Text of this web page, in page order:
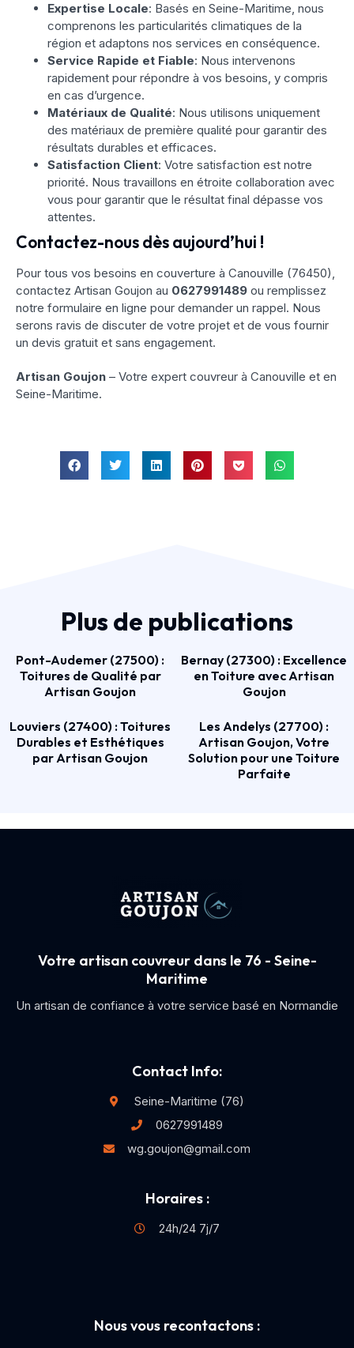
Expertise Locale: Basés en Seine-Maritime, nous
comprenons les particularités climatiques de la
région et adaptons nos services en conséquence.
Service Rapide et Fiable: Nous intervenons
rapidement pour répondre à vos besoins, y compris
en cas d’urgence.
Matériaux de Qualité: Nous utilisons uniquement
des matériaux de première qualité pour garantir des
résultats durables et efficaces.
Satisfaction Client: Votre satisfaction est notre
priorité. Nous travaillons en étroite collaboration avec
vous pour garantir que le résultat final dépasse vos
attentes.
Contactez-nous dès aujourd’hui !
Pour tous vos besoins en couverture à Canouville (76450),
contactez Artisan Goujon au 0627991489 ou remplissez
notre formulaire en ligne pour demander un rappel. Nous
serons ravis de discuter de votre projet et de vous fournir
un devis gratuit et sans engagement.
Artisan Goujon – Votre expert couvreur à Canouville et en
Seine-Maritime.
Plus de publications
Pont-Audemer (27500) :
Toitures de Qualité par
Artisan Goujon
Bernay (27300) : Excellence
en Toiture avec Artisan
Goujon
Louviers (27400) : Toitures
Durables et Esthétiques
par Artisan Goujon
Les Andelys (27700) :
Artisan Goujon, Votre
Solution pour une Toiture
Parfaite
Votre artisan couvreur dans le 76 - Seine-
Maritime
Un artisan de confiance à votre service basé en Normandie
Contact Info:
Seine-Maritime (76)
0627991489
wg.goujon@gmail.com
Horaires :
24h/24 7j/7
Nous vous recontactons :